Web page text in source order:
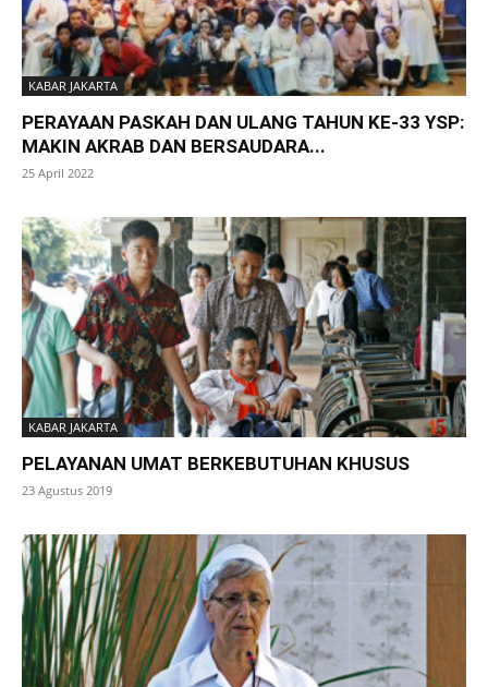
KABAR JAKARTA
PERAYAAN PASKAH DAN ULANG TAHUN KE-33 YSP:
MAKIN AKRAB DAN BERSAUDARA...
25 April 2022
KABAR JAKARTA
PELAYANAN UMAT BERKEBUTUHAN KHUSUS
23 Agustus 2019